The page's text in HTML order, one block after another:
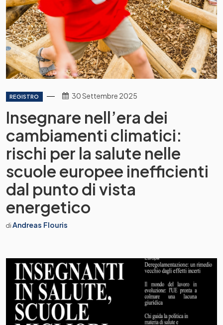
REGISTRO 30 Settembre 2025
Insegnare nell’era dei
cambiamenti climatici:
rischi per la salute nelle
scuole europee inefficienti
dal punto di vista
energetico
diAndreas Flouris